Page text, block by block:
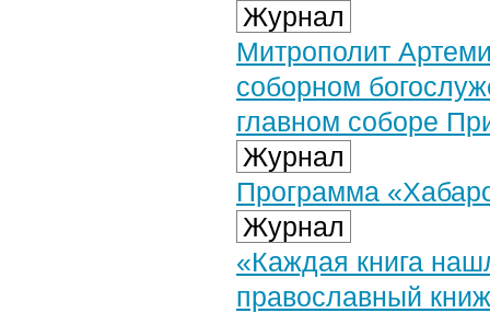
Журнал
Митрополит
соборном
главном соборе
Журнал
Программа
Журнал
«Каждая книга
православный